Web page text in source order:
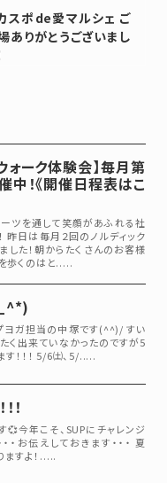
スポde愛マルシェ ご
ありがとうございまし
ォーク体験会】毎月第
中！《開催日程表はこ
ーツを通して笑顔があふれる社
昨日は毎月２回のノルディック
した！朝からたくさんのお客様
歩くのはと.....
ヨガ担当の中塚です(^^)/ すい
たく出来ていなかったのですが5
！！！ 5/6㈯、5/.....
！
今年こそ、SUPにチャレンジ
・お伝えしておきます・・・ 夏
ますよ！.....